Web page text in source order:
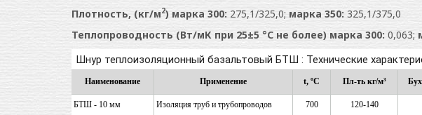
Плотность, (кг/м2) марка 300: 275,1/325,0; марка 350: 325,1/375,0
Теплопроводность (Вт/мК при 25±5 °С не более) марка 300: 0,063;